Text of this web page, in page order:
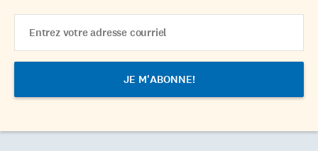
Address